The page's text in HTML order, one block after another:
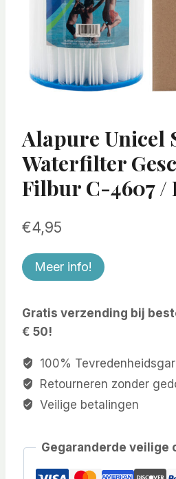
Alapure Unicel
Waterfilter
Filbur C-4607 /
€4,95
Meer info!
Gratis verzending bij
€ 50!
100%
Retourneren zonder
Veilige betalingen
Gegaranderde veilige